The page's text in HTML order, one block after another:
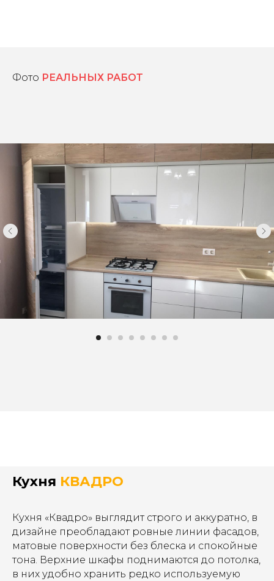
Фото РЕАЛЬНЫХ РАБОТ
Кухня КВАДРО
Кухня «Квадро» выглядит строго и аккуратно, в
дизайне преобладают ровные линии фасадов,
матовые поверхности без блеска и спокойные
тона. Верхние шкафы поднимаются до потолка,
в них удобно хранить редко используемую